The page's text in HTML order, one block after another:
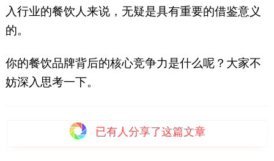
入行业的餐饮人来说，无疑是具有重要的借鉴意义
的。
你的餐饮品牌背后的核心竞争力是什么呢？大家不
妨深入思考一下。
已有 人分享了这篇文章